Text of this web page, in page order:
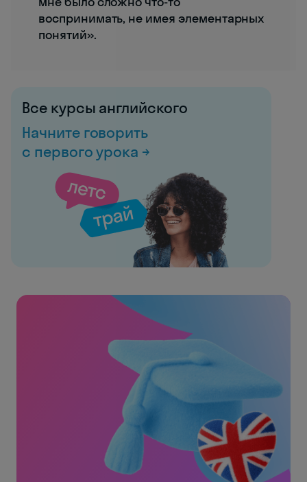
воспринимать, не имея элементарных
понятий».
Все курсы английского
Начните говорить
с первого урока →